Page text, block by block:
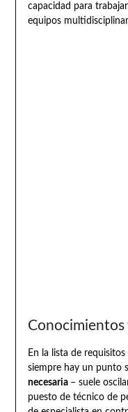
capacidad para
equipos
Conocimientos
En la lista de
siempre hay un punto
necesaria – suele
puesto de técnico de